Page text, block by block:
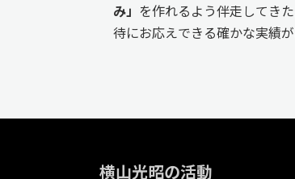
み」 を作れるよう伴走してき
待にお応えできる確かな実績が
横山光昭の活動